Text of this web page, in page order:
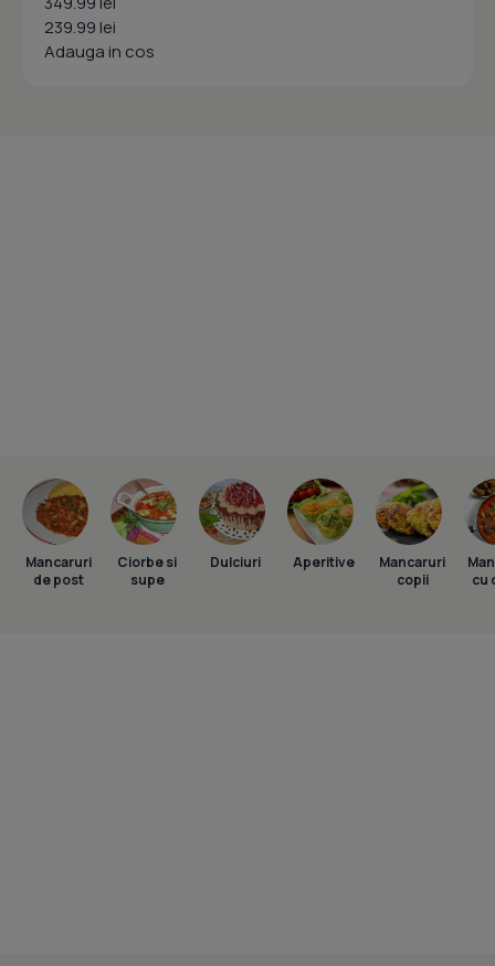
239.99 lei
Adauga in cos
Mancaruri
de post
Ciorbe si
supe
Dulciuri Aperitive
Mancaruri
copii
cu